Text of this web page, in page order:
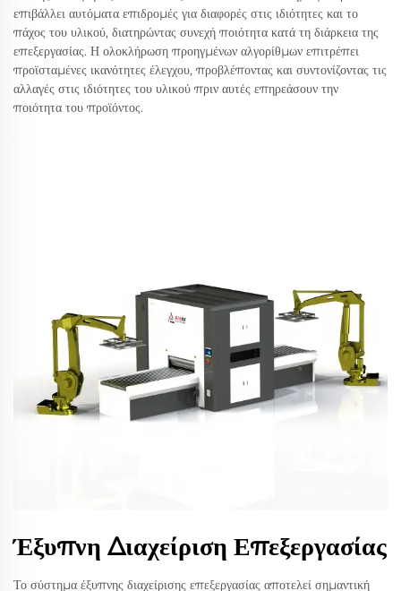
επιβάλλει αυτόματα επιδρομές για διαφορές στις ιδιότητες και το
πάχος του υλικού, διατηρώντας συνεχή ποιότητα κατά τη διάρκεια της
επεξεργασίας. Η ολοκλήρωση προηγμένων αλγορίθμων επιτρέπει
προϊσταμένες ικανότητες έλεγχου, προβλέποντας και συντονίζοντας τις
αλλαγές στις ιδιότητες του υλικού πριν αυτές επηρεάσουν την
ποιότητα του προϊόντος.
Έξυπνη Διαχείριση Επεξεργασίας
Το σύστημα έξυπνης διαχείρισης επεξεργασίας αποτελεί σημαντική